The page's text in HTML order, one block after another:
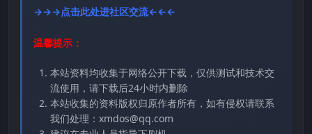
→→→点击此处进社区交流←←←
温馨提示：
本站资料均收集于网络公开下载，仅供测试和技术交
流使用，请下载后24小时内删除
本站收集的资料版权归原作者所有，如有侵权请联系
我们处理：xmdos@qq.com